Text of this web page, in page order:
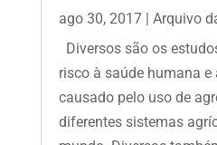
ago 30, 2017| Arquivo
Diversos são os
risco à saúde humana
causado pelo uso de
diferentes sistemas